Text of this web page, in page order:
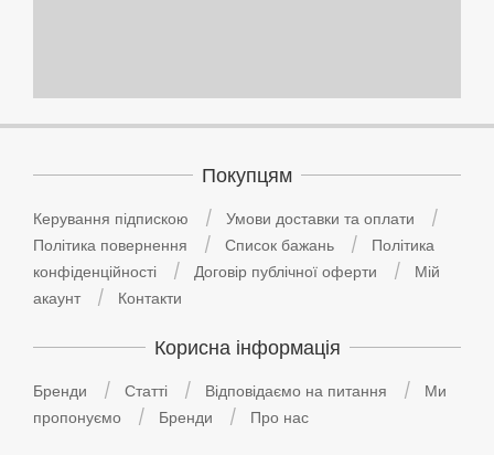
Покупцям
Керування підпискою
Умови доставки та оплати
Політика повернення
Список бажань
Політика
конфіденційності
Договір публічної оферти
Мій
акаунт
Контакти
Корисна інформація
Бренди Статті Відповідаємо на питання
Ми
пропонуємо
Бренди Про нас